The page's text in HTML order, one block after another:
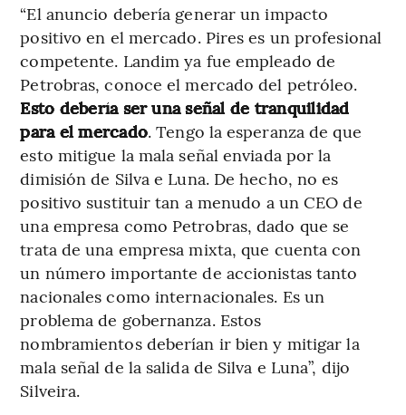
“El anuncio debería generar un impacto
positivo en el mercado. Pires es un profesional
competente. Landim ya fue empleado de
Petrobras, conoce el mercado del petróleo.
Esto debería ser una señal de tranquilidad
para el mercado. Tengo la esperanza de que
esto mitigue la mala señal enviada por la
dimisión de Silva e Luna. De hecho, no es
positivo sustituir tan a menudo a un CEO de
una empresa como Petrobras, dado que se
trata de una empresa mixta, que cuenta con
un número importante de accionistas tanto
nacionales como internacionales. Es un
problema de gobernanza. Estos
nombramientos deberían ir bien y mitigar la
mala señal de la salida de Silva e Luna”, dijo
Silveira.